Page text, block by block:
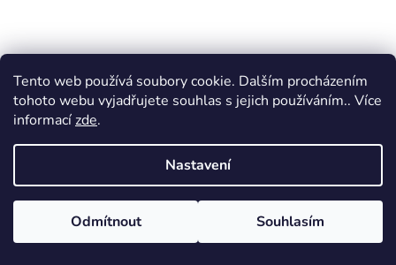
Tento web používá soubory cookie. Dalším procházením
tohoto webu vyjadřujete souhlas s jejich používáním.. Více
informacízde.
Nastavení
Odmítnout Souhlasím